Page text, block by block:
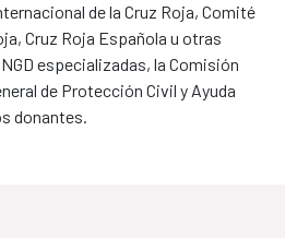
de la Cruz Roja, Comité
Cruz Roja Española u otras
especializadas, la Comisión
de Protección Civil y Ayuda
donantes.